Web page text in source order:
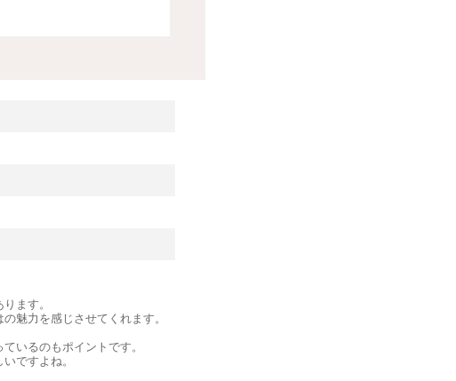
ます。
魅力を感じさせてくれます。
いるのもポイントです。
ですよね。